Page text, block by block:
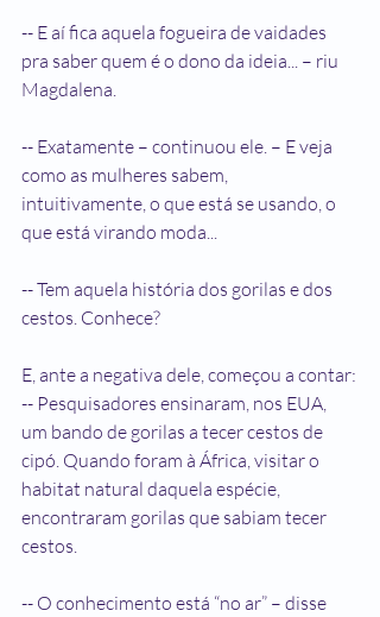
-- E aí fica aquela fogueira de vaidades
pra saber quem é o dono da ideia... – riu
Magdalena.
-- Exatamente – continuou ele. – E veja
como as mulheres sabem,
intuitivamente, o que está se usando, o
que está virando moda...
-- Tem aquela história dos gorilas e dos
cestos. Conhece?
E, ante a negativa dele, começou a contar:
-- Pesquisadores ensinaram, nos EUA,
um bando de gorilas a tecer cestos de
cipó. Quando foram à África, visitar o
habitat natural daquela espécie,
encontraram gorilas que sabiam tecer
cestos.
-- O conhecimento está “no ar” – disse